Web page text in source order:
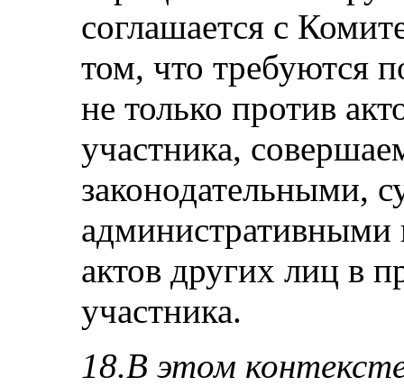
соглашается с
том, что требуются
не только против
участника,
законодательными,
административными
актов других лиц в
участника.
18.В этом